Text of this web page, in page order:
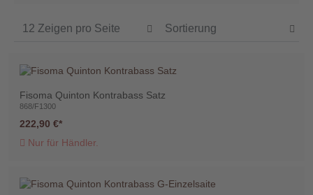
(0)
Fisoma Quinton Kontrabass Satz
868/F1300
222,90 €
Nur für Händler.